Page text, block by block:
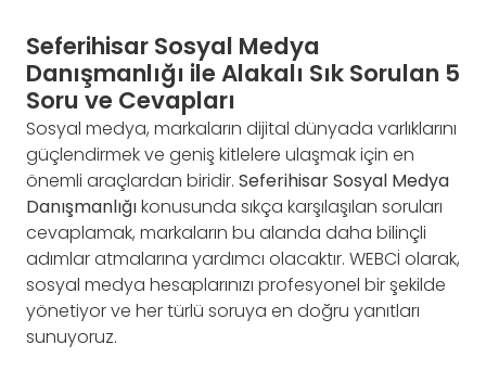
Seferihisar Sosyal Medya
Danışmanlığı ile Alakalı Sık Sorulan 5
Soru ve Cevapları
Sosyal medya, markaların dijital dünyada varlıklarını
güçlendirmek ve geniş kitlelere ulaşmak için en
önemli araçlardan biridir. Seferihisar Sosyal Medya
Danışmanlığıkonusunda sıkça karşılaşılan soruları
cevaplamak, markaların bu alanda daha bilinçli
adımlar atmalarına yardımcı olacaktır. WEBCİ olarak,
sosyal medya hesaplarınızı profesyonel bir şekilde
yönetiyor ve her türlü soruya en doğru yanıtları
sunuyoruz.